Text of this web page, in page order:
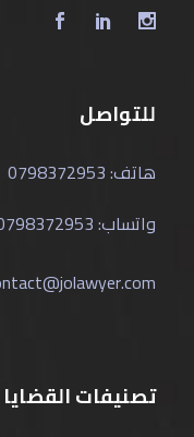
للتواصل
هاتف: 0798372953
واتساب: 0798372953
تصنيفات القضايا